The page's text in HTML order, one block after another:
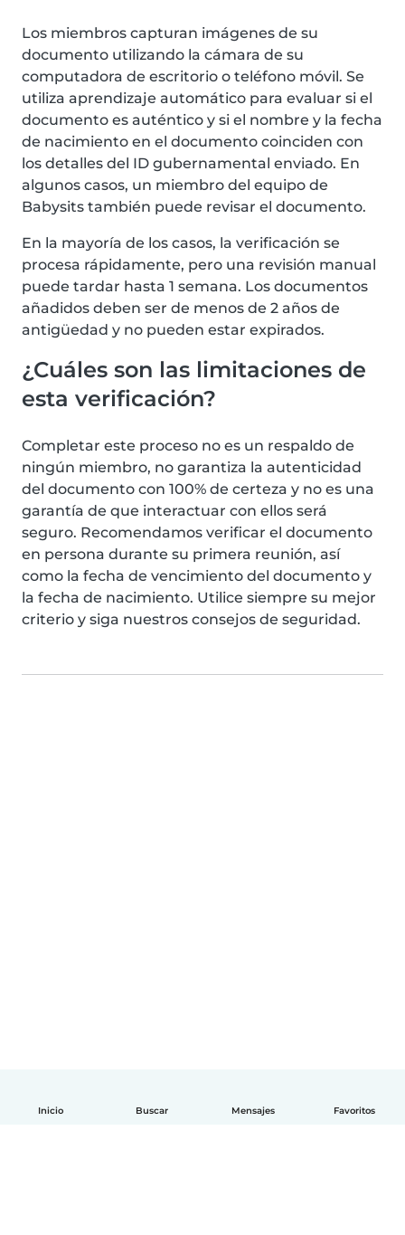
Inicio Buscar Mensajes Favoritos
Los miembros capturan imágenes de su
documento utilizando la cámara de su
computadora de escritorio o teléfono móvil. Se
utiliza aprendizaje automático para evaluar si el
documento es auténtico y si el nombre y la fecha
de nacimiento en el documento coinciden con
los detalles del ID gubernamental enviado. En
algunos casos, un miembro del equipo de
Babysits también puede revisar el documento.
En la mayoría de los casos, la verificación se
procesa rápidamente, pero una revisión manual
puede tardar hasta 1 semana. Los documentos
añadidos deben ser de menos de 2 años de
antigüedad y no pueden estar expirados.
¿Cuáles son las limitaciones de
esta verificación?
Completar este proceso no es un respaldo de
ningún miembro, no garantiza la autenticidad
del documento con 100% de certeza y no es una
garantía de que interactuar con ellos será
seguro. Recomendamos verificar el documento
en persona durante su primera reunión, así
como la fecha de vencimiento del documento y
la fecha de nacimiento. Utilice siempre su mejor
criterio y siga nuestros consejos de seguridad.